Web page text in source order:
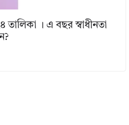
তালিকা । এ বছর স্বাধীনতা